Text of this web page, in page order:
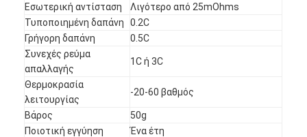
Εσωτερική αντίσταση
Λιγότερο από 25mOhms
Τυποποιημένη δαπάνη
0.2C
Γρήγορη δαπάνη
0.5C
Συνεχές ρεύμα
απαλλαγής
1C ή 3C
Θερμοκρασία
λειτουργίας
-20-60 βαθμός
Βάρος
50g
Ποιοτική εγγύηση
Ένα έτη